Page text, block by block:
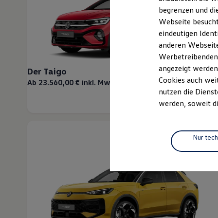
Elektrofahrzeugkonzepte
ID. EVERY1
Reichweite
Reichweite der ID. Modelle
Reichweite im Winter
Rekuperation
Laden
Laden Zuhause
Ladestationen finden
E-Auto-Förderung
Software und Konnektivität
Die ID. Software 6
ID. Software Versionen und Updates
Digitale Extras
Schnittstellen zu Ihrem ID.
Der Taigo
Ab 23.560,00 € inkl. MwSt.
begrenzen und
Webseite
eindeutigen
anderen
angezeigt
Cookies auch
nutzen die
werden, soweit
Nur